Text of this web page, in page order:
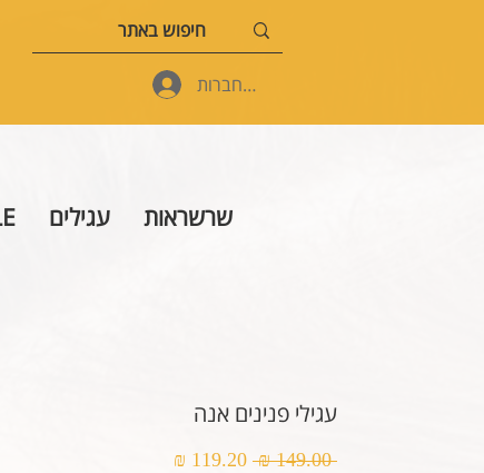
להתחברות
שרשראות עגילים
עגילי פנינים אנה
‏149.00 ‏₪
מחיר